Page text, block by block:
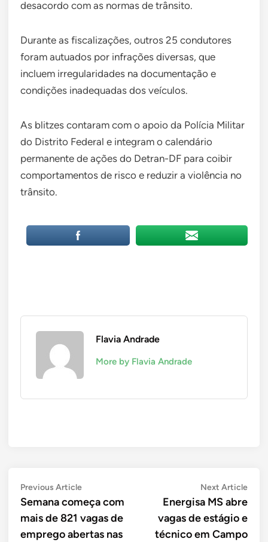
desacordo com as normas de trânsito.
Durante as fiscalizações, outros 25 condutores
foram autuados por infrações diversas, que
incluem irregularidades na documentação e
condições inadequadas dos veículos.
As blitzes contaram com o apoio da Polícia Militar
do Distrito Federal e integram o calendário
permanente de ações do Detran-DF para coibir
comportamentos de risco e reduzir a violência no
trânsito.
Flavia Andrade
More by Flavia Andrade
Navegação
de
Post
Previous ArticlePrevious
article:
Semana começa com
mais de 821 vagas de
emprego abertas nas
Next ArticleNext
Energisa MS abre
vagas de estágio e
técnico em Campo